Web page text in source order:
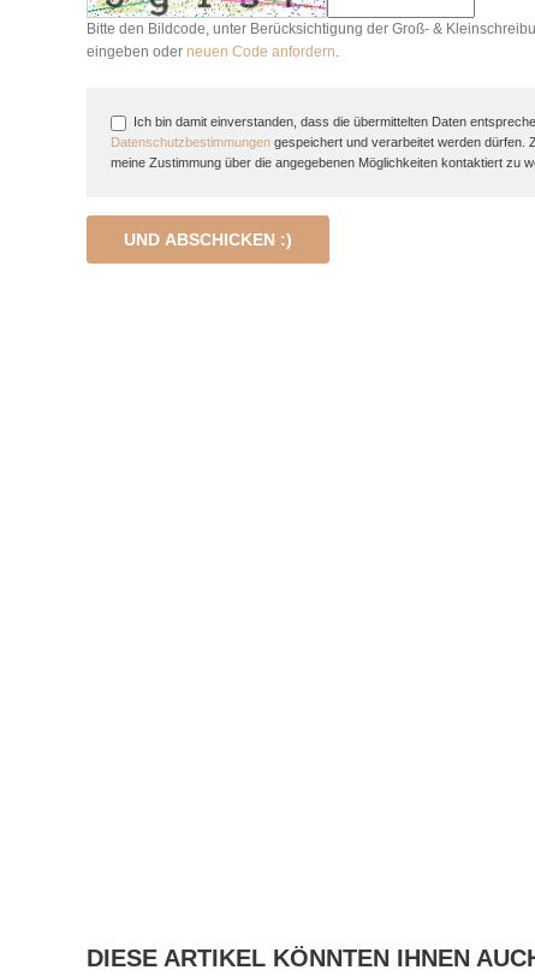
Bitte den Bildcode, unter Berücksichtigung der Groß- &
eingeben oder neuen Code anfordern.
Ich bin damit einverstanden, dass die übermittelten Daten
Datenschutzbestimmungen gespeichert und verarbeitet werden dürfen.
meine Zustimmung über die angegebenen Möglichkeiten kontaktiert zu
UND ABSCHICKEN :)
DIESE ARTIKEL KÖNNTEN IHNEN